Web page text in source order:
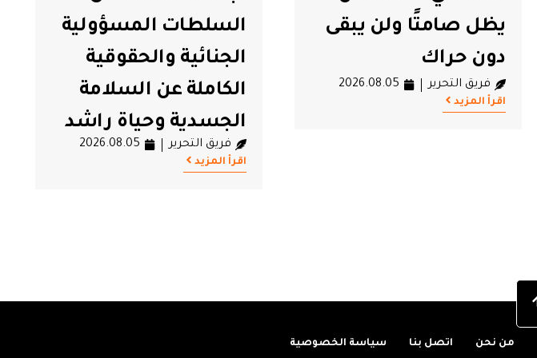
يظل صامتًا ولن يبقى
دون حراك
فريق التحرير 2026.08.05
اقرأ المزيد
السلطات المسؤولية
الجنائية والحقوقية
الكاملة عن السلامة
الجسدية وحياة راشد
الغنوشي
فريق التحرير 2026.08.05
اقرأ المزيد
من نحن اتصل بنا سياسة الخصوصية